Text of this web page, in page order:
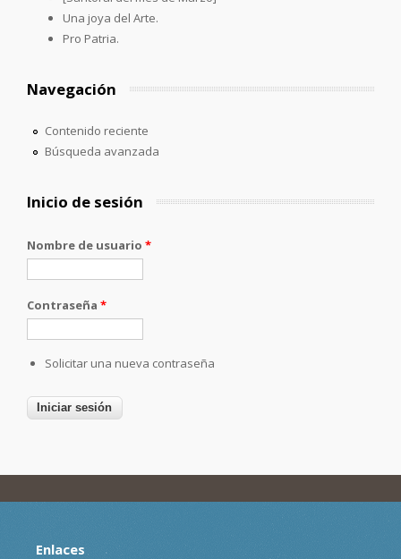
Una joya del Arte.
Pro Patria.
Navegación
Contenido reciente
Búsqueda avanzada
Inicio de sesión
Nombre de usuario *
Contraseña *
Solicitar una nueva contraseña
Enlaces